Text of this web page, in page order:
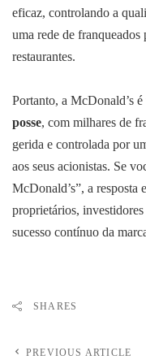
eficaz, controlando a
uma rede de franqueados
restaurantes.
Portanto, a McDonald’s é
posse, com milhares de
gerida e controlada por
aos seus acionistas. Se
McDonald’s”, a resposta
proprietários,
sucesso contínuo da
SHARES
PREVIOUS ARTICLE